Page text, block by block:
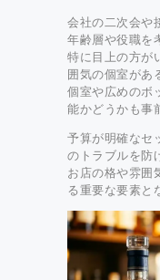
会社の二次会や
年齢層や役職を
特に目上の方が
囲気の個室があ
個室や広めのボ
能かどうかも事
予算が明確なセ
のトラブルを防
お店の格や雰囲
る重要な要素と